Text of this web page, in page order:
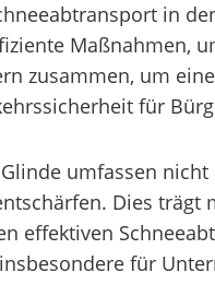
in
Maßnahmen,
zusammen, um
für
umfassen
Dies
effektiven
für